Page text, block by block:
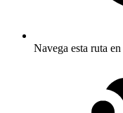
Navega esta ruta en